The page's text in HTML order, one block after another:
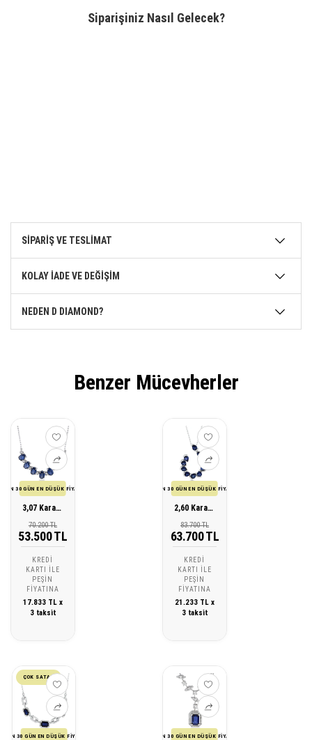
Siparişiniz Nasıl Gelecek?
SİPARİŞ VE TESLİMAT
KOLAY İADE VE DEĞİŞİM
NEDEN D DIAMOND?
Benzer Mücevherler
SON 30 GÜN EN DÜŞÜK FİYATI
3,07 Karat Pırlanta Safir Kolye
70.200 TL
53.500 TL
KREDI
KARTI ILE
PEŞIN
FIYATINA
17.833 TL x
3 taksit
SON 30 GÜN EN DÜŞÜK FİYATI
2,60 Karat Pırlanta Safir Kolye
83.700 TL
63.700 TL
KREDI
KARTI ILE
PEŞIN
FIYATINA
21.233 TL x
3 taksit
ÇOK SATAN
SON 30 GÜN EN DÜŞÜK FİYATI SON 30 GÜN EN DÜŞÜK FİYATI